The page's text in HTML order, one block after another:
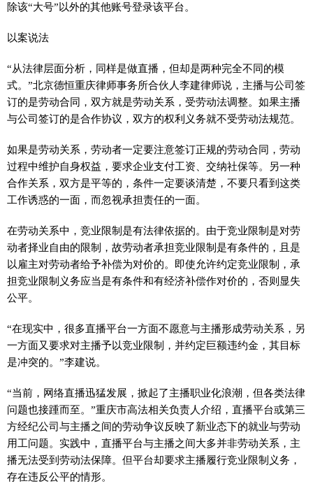
除该“大号”以外的其他账号登录该平台。
以案说法
“从法律层面分析，同样是做直播，但却是两种完全不同的模
式。”北京德恒重庆律师事务所合伙人李建律师说，主播与公司签
订的是劳动合同，双方就是劳动关系，受劳动法调整。如果主播
与公司签订的是合作协议，双方的权利义务就不受劳动法规范。
如果是劳动关系，劳动者一定要注意签订正规的劳动合同，劳动
过程中维护自身权益，要求企业支付工资、交纳社保等。另一种
合作关系，双方是平等的，条件一定要谈清楚，不要只看到这类
工作诱惑的一面，而忽视承担责任的一面。
在劳动关系中，竞业限制是有法律依据的。由于竞业限制是对劳
动者择业自由的限制，故劳动者承担竞业限制是有条件的，且是
以雇主对劳动者给予补偿为对价的。即使允许约定竞业限制，承
担竞业限制义务应当是有条件和有经济补偿作对价的，否则显失
公平。
“在现实中，很多直播平台一方面不愿意与主播形成劳动关系，另
一方面又要求对主播予以竞业限制，并约定巨额违约金，其目标
是冲突的。”李建说。
“当前，网络直播迅猛发展，掀起了主播职业化浪潮，但各类法律
问题也接踵而至。”重庆市高法相关负责人介绍，直播平台或第三
方经纪公司与主播之间的劳动争议反映了新业态下的就业与劳动
用工问题。实践中，直播平台与主播之间大多并非劳动关系，主
播无法受到劳动法保障。但平台却要求主播履行竞业限制义务，
存在违反公平的情形。